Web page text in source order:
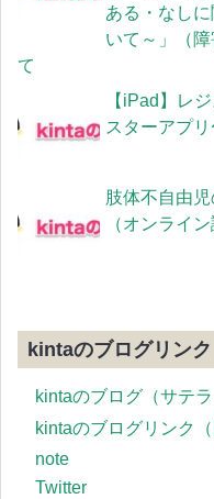
ある・なし
いて～」（
て
【iPad】レ
スターアプリ
肢体不自由
（オンライン
kintaのブログリンク
kintaのブログ（サテラ
kintaのブログリンク（
note
Twitter